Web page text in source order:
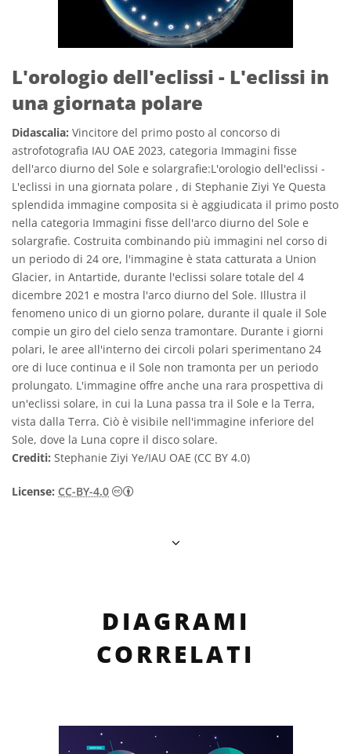
L'orologio dell'eclissi - L'eclissi in
una giornata polare
Didascalia: Vincitore del primo posto al concorso di
astrofotografia IAU OAE 2023, categoria Immagini fisse
dell'arco diurno del Sole e solargrafie:L'orologio dell'eclissi -
L'eclissi in una giornata polare , di Stephanie Ziyi Ye Questa
splendida immagine composita si è aggiudicata il primo posto
nella categoria Immagini fisse dell'arco diurno del Sole e
solargrafie. Costruita combinando più immagini nel corso di
un periodo di 24 ore, l'immagine è stata catturata a Union
Glacier, in Antartide, durante l'eclissi solare totale del 4
dicembre 2021 e mostra l'arco diurno del Sole. Illustra il
fenomeno unico di un giorno polare, durante il quale il Sole
compie un giro del cielo senza tramontare. Durante i giorni
polari, le aree all'interno dei circoli polari sperimentano 24
ore di luce continua e il Sole non tramonta per un periodo
prolungato. L'immagine offre anche una rara prospettiva di
un'eclissi solare, in cui la Luna passa tra il Sole e la Terra,
vista dalla Terra. Ciò è visibile nell'immagine inferiore del
Sole, dove la Luna copre il disco solare.
Crediti: Stephanie Ziyi Ye/IAU OAE (CC BY 4.0)
License: CC-BY-4.0 Creative Commons Attribuzione 4.0
DIAGRAMI
CORRELATI